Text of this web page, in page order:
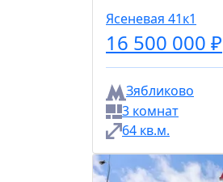
Ясеневая 41к1
16 500 000 ₽
Зябликово
3 комнат
64 кв.м.